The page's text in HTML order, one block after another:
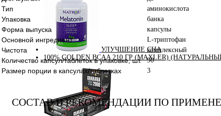
УЛУЧШЕНИЕ СНА
100% GOLDEN BCAA 210 ГР (MAXLER)
Тип аминокислота
Упаковка банка
Форма выпуска капсулы
Основной ингредиент L-триптофан
Чистота комплексный
Количество капсул/таблеток в упаковке, шт. 90
Размер порции в капсулах/таблетках 3
СОСТАВ И РЕКОМЕНДАЦИИ ПО